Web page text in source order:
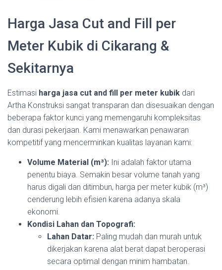
Harga Jasa Cut and Fill per
Meter Kubik di Cikarang &
Sekitarnya
Estimasi harga jasa cut and fill per meter kubik dari
Artha Konstruksi sangat transparan dan disesuaikan dengan
beberapa faktor kunci yang memengaruhi kompleksitas
dan durasi pekerjaan. Kami menawarkan penawaran
kompetitif yang mencerminkan kualitas layanan kami:
Volume Material (m³): Ini adalah faktor utama
penentu biaya. Semakin besar volume tanah yang
harus digali dan ditimbun, harga per meter kubik (m³)
cenderung lebih efisien karena adanya skala
ekonomi.
Kondisi Lahan dan Topografi:
Lahan Datar: Paling mudah dan murah untuk
dikerjakan karena alat berat dapat beroperasi
secara optimal dengan minim hambatan.